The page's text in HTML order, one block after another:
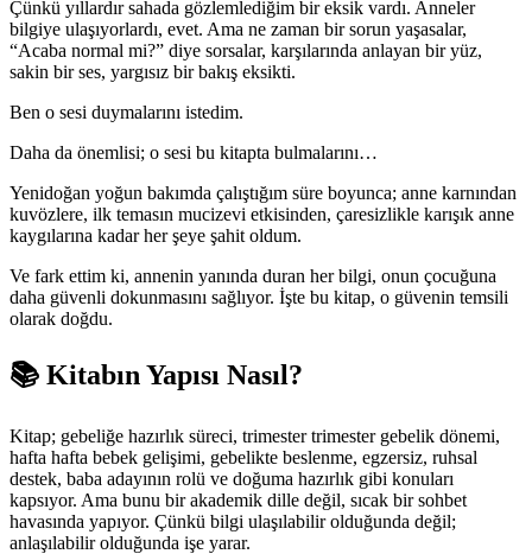
Çünkü yıllardır sahada gözlemlediğim bir eksik vardı. Anneler
bilgiye ulaşıyorlardı, evet. Ama ne zaman bir sorun yaşasalar,
“Acaba normal mi?” diye sorsalar, karşılarında anlayan bir yüz,
sakin bir ses, yargısız bir bakış eksikti.
Ben o sesi duymalarını istedim.
Daha da önemlisi; o sesi bu kitapta bulmalarını…
Yenidoğan yoğun bakımda çalıştığım süre boyunca; anne karnından
kuvözlere, ilk temasın mucizevi etkisinden, çaresizlikle karışık anne
kaygılarına kadar her şeye şahit oldum.
Ve fark ettim ki, annenin yanında duran her bilgi, onun çocuğuna
daha güvenli dokunmasını sağlıyor. İşte bu kitap, o güvenin temsili
olarak doğdu.
📚 Kitabın Yapısı Nasıl?
Kitap; gebeliğe hazırlık süreci, trimester trimester gebelik dönemi,
hafta hafta bebek gelişimi, gebelikte beslenme, egzersiz, ruhsal
destek, baba adayının rolü ve doğuma hazırlık gibi konuları
kapsıyor. Ama bunu bir akademik dille değil, sıcak bir sohbet
havasında yapıyor. Çünkü bilgi ulaşılabilir olduğunda değil;
anlaşılabilir olduğunda işe yarar.